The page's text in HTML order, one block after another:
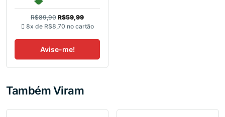
R$89,90 R$59,99
8x de R$8,70 no cartão
Avise-me!
Também Viram